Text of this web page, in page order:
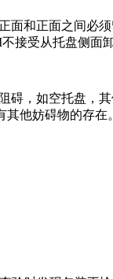
面和正面之间必
接受从托盘侧面
碍，如空托盘，其
其他妨碍物的存在